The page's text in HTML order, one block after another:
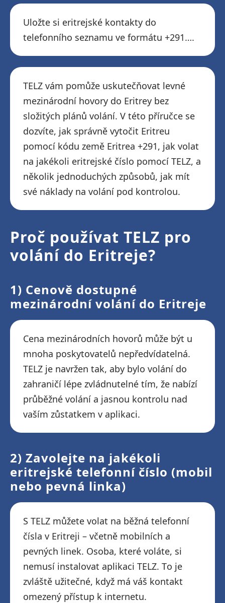
Uložte si eritrejské kontakty do
telefonního seznamu ve formátu +291….
TELZ vám pomůže uskutečňovat levné
mezinárodní hovory do Eritrey bez
složitých plánů volání. V této příručce se
dozvíte, jak správně vytočit Eritreu
pomocí kódu země Eritrea +291, jak volat
na jakékoli eritrejské číslo pomocí TELZ, a
několik jednoduchých způsobů, jak mít
své náklady na volání pod kontrolou.
Proč používat TELZ pro
volání do Eritreje?
1) Cenově dostupné
mezinárodní volání do Eritreje
Cena mezinárodních hovorů může být u
mnoha poskytovatelů nepředvídatelná.
TELZ je navržen tak, aby bylo volání do
zahraničí lépe zvládnutelné tím, že nabízí
průběžné volání a jasnou kontrolu nad
vaším zůstatkem v aplikaci.
2) Zavolejte na jakékoli
eritrejské telefonní číslo (mobil
nebo pevná linka)
S TELZ můžete volat na běžná telefonní
čísla v Eritreji – včetně mobilních a
pevných linek. Osoba, které voláte, si
nemusí instalovat aplikaci TELZ. To je
zvláště užitečné, když má váš kontakt
omezený přístup k internetu.